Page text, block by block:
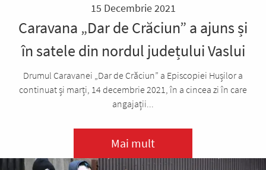
15 Decembrie 2021
Caravana „Dar de Crăciun” a ajuns și
în satele din nordul județului Vaslui
Drumul Caravanei „Dar de Crăciun” a Episcopiei Hușilor a
continuat și marți, 14 decembrie 2021, în a cincea zi în care
angajații...
Mai mult